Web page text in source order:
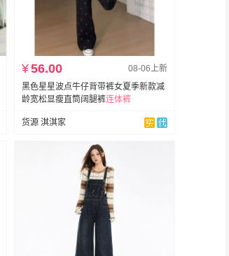
08-06上新
¥56.00
黑色星星波点牛仔背带裤女夏季新款减
龄宽松显瘦直筒阔腿裤连体裤
货源 淇淇家